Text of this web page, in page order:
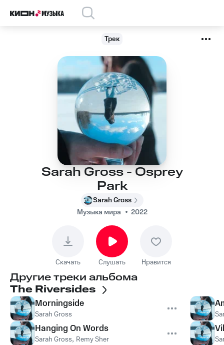
Трек
Sarah Gross - Osprey
Park
Sarah Gross
Музыка мира
2022
Скачать Слушать Нравится
Другие треки альбома
The Riversides
Morningside
Sarah Gross
Hanging On Words
Sarah Gross, Remy Sher